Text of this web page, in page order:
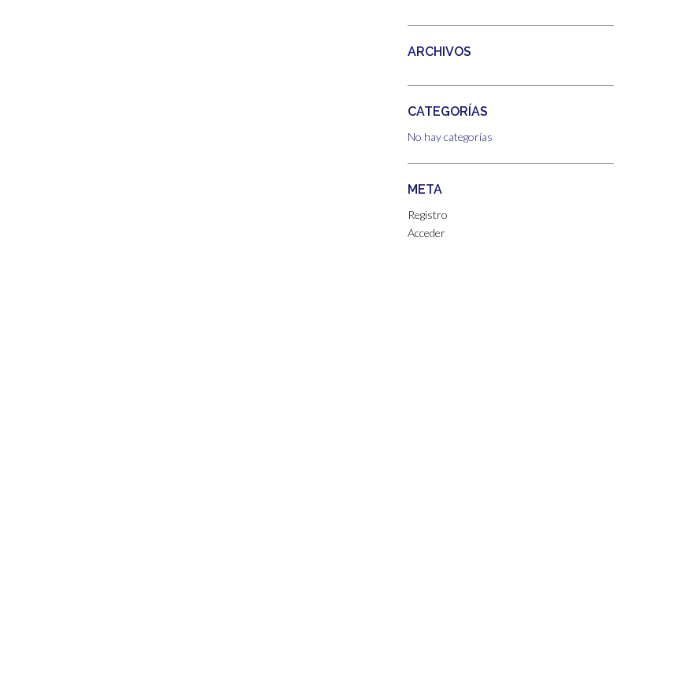
ARCHIVOS
CATEGORÍAS
No hay categorías
META
Registro
Acceder